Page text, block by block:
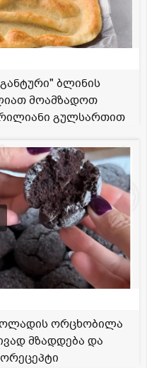
ბლინის
მოამზადოთ
გულსართით
ორცხობილა
მზადდება და